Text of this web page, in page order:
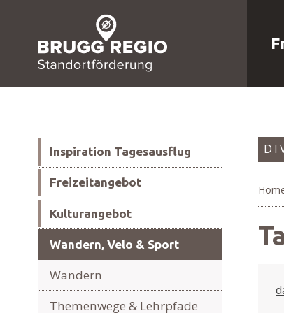
Navigieren in Brugg
Schnellnavigation
Subnavigation
Inspiration Tagesausflug
Freizeitangebot
Kulturangebot
Wandern, Velo & Sport
Wandern
Themenwege & Lehrpfade